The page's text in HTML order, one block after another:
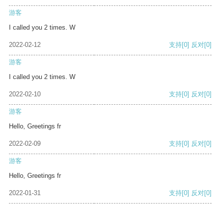
游客
I called you 2 times. W
2022-02-12 支持[0] 反对[0]
游客
I called you 2 times. W
2022-02-10 支持[0] 反对[0]
游客
Hello, Greetings fr
2022-02-09 支持[0] 反对[0]
游客
Hello, Greetings fr
2022-01-31 支持[0] 反对[0]